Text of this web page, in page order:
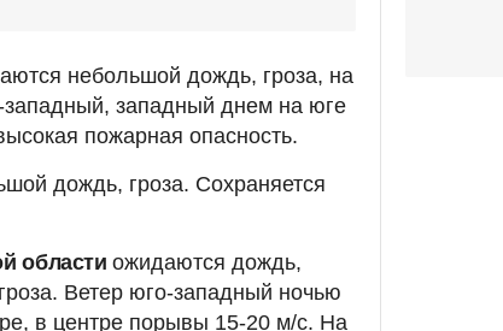
небольшой дождь, гроза, на
западный днем на юге
пожарная опасность.
дождь, гроза. Сохраняется
областиожидаются дождь,
Ветер юго-западный ночью
в центре порывы 15-20 м/с. На